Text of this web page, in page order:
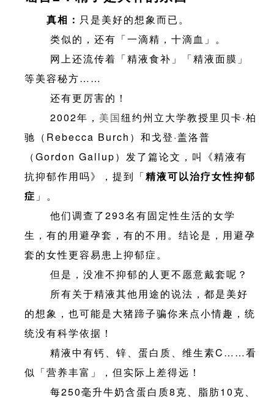
真相： 只是美好的想象而已。
类似的，还有「一滴精，十滴血」。
网上还流传着「精液食补」「精液面膜」
等美容秘方……
还有更厉害的！
2002年， 美国纽约州立大学教授里贝卡·柏
驰（Rebecca Burch）和戈登·盖洛普
（Gordon Gallup）发了篇论文，叫《精液有
抗抑郁作用吗》，提到「精液可以治疗女性抑郁
症 」。
他们调查了293名有固定性生活的女学
生，有的用避孕套，有的不用。结论是，用避孕
套的女性更容易患上抑郁症。
但是，没准不抑郁的人更不愿意戴套呢？
所有关于精液其他用途的说法，都是美好
的想象，也可能是大猪蹄子骗你来点小情趣，统
统没有科学依据！
精液中有钙、锌、蛋白质、维生素C……看
似「营养丰富」，但实际上差得远！
每250毫升牛奶含蛋白质8克、脂肪10克、